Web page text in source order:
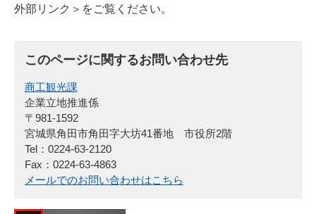
外部リンク＞ をご覧ください。
このページに関するお問い合わせ先
商工観光課
企業立地推進係
〒981-1592
宮城県角田市角田字大坊41番地 市役所2階
Tel：0224-63-2120
Fax：0224-63-4863
メールでのお問い合わせはこちら